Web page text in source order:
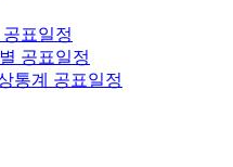
표일정
공표일정
통계 공표일정